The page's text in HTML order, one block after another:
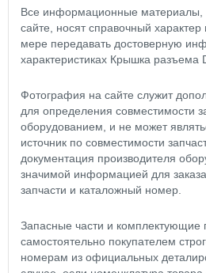
Все информационные материалы,
сайте, носят справочный
мере передавать достоверную
характеристиках Крышка разъема
Фотография на сайте служит
для определения совместимости
оборудованием, и не может
источник по совместимости
документация производителя
значимой информацией для
запчасти и каталожный номер.
Запасные части и комплектующие
самостоятельно покупателем
номерам из официальных